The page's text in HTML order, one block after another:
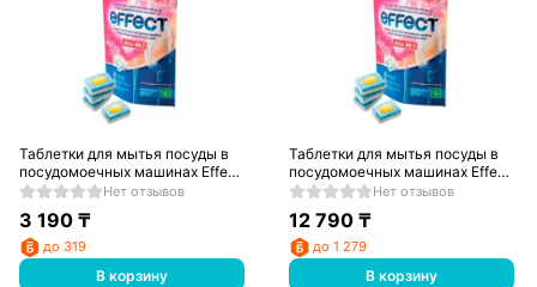
Таблетки для мытья посуды в
посудомоечных машинах Effect
ALL IN 1 (10 таблеток)
Нет отзывов
3 190₸
до 319
В корзину
Таблетки для мытья посуды в
посудомоечных машинах Effect
ALL IN 1 (55 таблеток)
Нет отзывов
12 790 ₸
до 1 279
В корзину